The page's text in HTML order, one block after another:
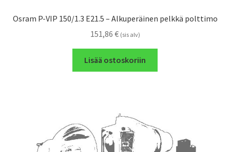
Osram P-VIP 150/1.3 E21.5 – Alkuperäinen pelkkä polttimo
151,86 € (sis alv)
Lisää ostoskoriin